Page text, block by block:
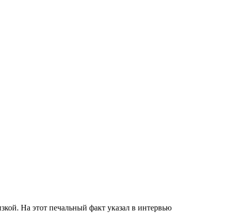
На этот печальный факт указал в интервью